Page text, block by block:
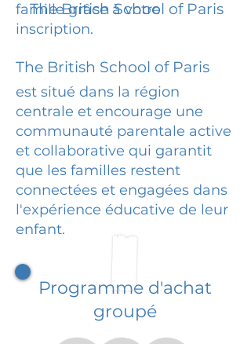
famille grâce à votre
inscription.
The British School of Paris
The British School of Paris
est situé dans la région
centrale et encourage une
communauté parentale active
et collaborative qui garantit
que les familles restent
connectées et engagées dans
l'expérience éducative de leur
enfant.
Programme d'achat
groupé